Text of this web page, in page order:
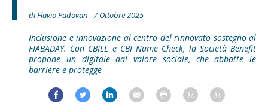
di Flavio Padovan - 7 Ottobre 2025
Inclusione e innovazione al centro del rinnovato sostegno al
FIABADAY. Con CBILL e CBI Name Check, la Società Benefit
propone un digitale dal valore sociale, che abbatte le
barriere e protegge